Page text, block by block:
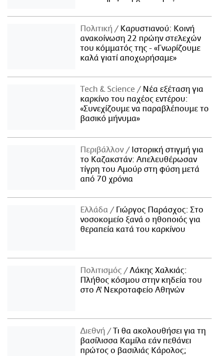
Πολιτική
Καρυστιανού: Κοινή
ανακοίνωση 22 πρώην στελεχών
του κόμματός της - «Γνωρίζουμε
καλά γιατί αποχωρήσαμε»
Τech & Science
Νέα εξέταση για
καρκίνο του παχέος εντέρου:
«Συνεχίζουμε να παραβλέπουμε το
βασικό μήνυμα»
Περιβάλλον
Ιστορική στιγμή για
το Καζακστάν: Απελευθέρωσαν
τίγρη του Αμούρ στη φύση μετά
από 70 χρόνια
Ελλάδα
Γιώργος Παράσχος: Στο
νοσοκομείο ξανά ο ηθοποιός για
θεραπεία κατά του καρκίνου
Πολιτισμός
Λάκης Χαλκιάς:
Πλήθος κόσμου στην κηδεία του
στο Α' Νεκροταφείο Αθηνών
Διεθνή
Τι θα ακολουθήσει για τη
βασίλισσα Καμίλα εάν πεθάνει
πρώτος ο βασιλιάς Κάρολος;